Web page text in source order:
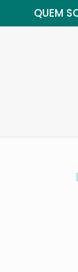
QUEM